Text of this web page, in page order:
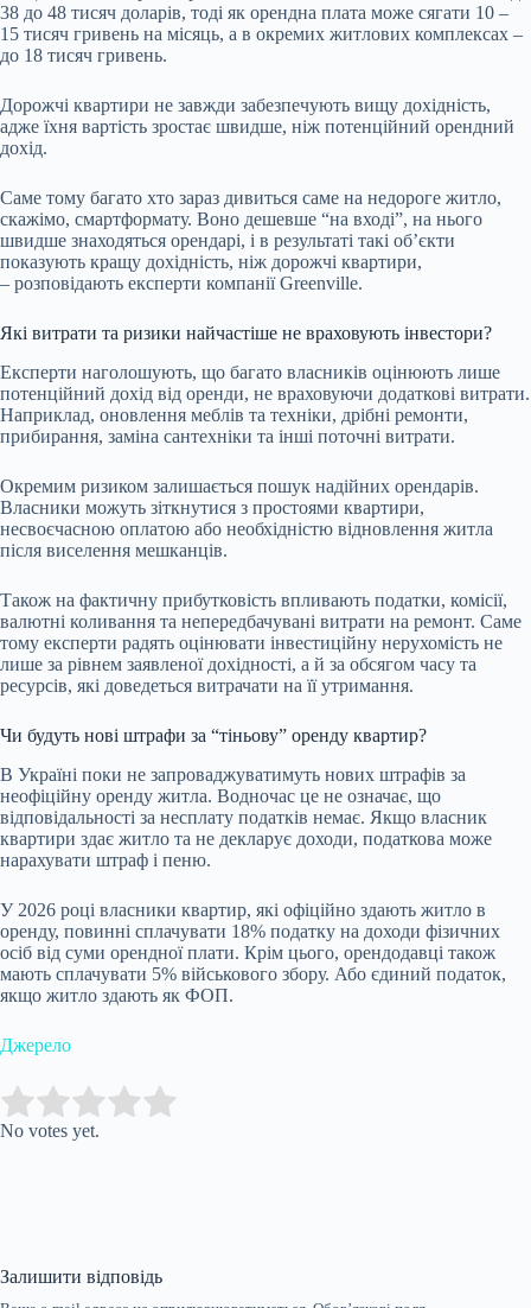
38 до 48 тисяч доларів, тоді як орендна плата може сягати 10 –
15 тисяч гривень на місяць, а в окремих житлових комплексах –
до 18 тисяч гривень.
Дорожчі квартири не завжди забезпечують вищу дохідність,
адже їхня вартість зростає швидше, ніж потенційний орендний
дохід.
Саме тому багато хто зараз дивиться саме на недороге житло,
скажімо, смартформату. Воно дешевше “на вході”, на нього
швидше знаходяться орендарі, і в результаті такі обʼєкти
показують кращу дохідність, ніж дорожчі квартири,
– розповідають експерти компанії Greenville.
Які витрати та ризики найчастіше не враховують інвестори?
Експерти наголошують, що багато власників оцінюють лише
потенційний дохід від оренди, не враховуючи додаткові витрати.
Наприклад, оновлення меблів та техніки, дрібні ремонти,
прибирання, заміна сантехніки та інші поточні витрати.
Окремим ризиком залишається пошук надійних орендарів.
Власники можуть зіткнутися з простоями квартири,
несвоєчасною оплатою або необхідністю відновлення житла
після виселення мешканців.
Також на фактичну прибутковість впливають податки, комісії,
валютні коливання та непередбачувані витрати на ремонт. Саме
тому експерти радять оцінювати інвестиційну нерухомість не
лише за рівнем заявленої дохідності, а й за обсягом часу та
ресурсів, які доведеться витрачати на її утримання.
Чи будуть нові штрафи за “тіньову” оренду квартир?
В Україні поки не запроваджуватимуть нових штрафів за
неофіційну оренду житла. Водночас це не означає, що
відповідальності за несплату податків немає. Якщо власник
квартири здає житло та не декларує доходи, податкова може
нарахувати штраф і пеню.
У 2026 році власники квартир, які офіційно здають житло в
оренду, повинні сплачувати 18% податку на доходи фізичних
осіб від суми орендної плати. Крім цього, орендодавці також
мають сплачувати 5% військового збору. Або єдиний податок,
якщо житло здають як ФОП.
Джерело
Rate this item:
No votes yet.
Залишити відповідь